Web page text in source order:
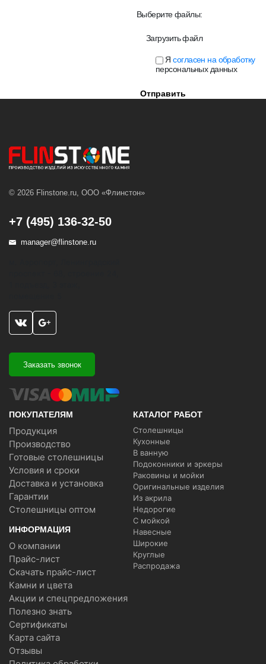
Выберите файлы:
Загрузить файл
Ясогласен на обработку
персональных данных
Отправить
© 2026 Flinstone.ru, ООО «Флинстон»
+7 (495) 136-32-50
manager@flinstone.ru
Заказать звонок
ПОКУПАТЕЛЯМ
Продукция
Производство
Готовые столешницы
Условия и сроки
Доставка и установка
Гарантии
Столешницы оптом
ИНФОРМАЦИЯ
О компании
Прайс-лист
Скачать прайс-лист
Камни и цвета
Акции и спецпредложения
Полезно знать
Сертификаты
Карта сайта
Отзывы
КАТАЛОГ РАБОТ
Столешницы
Кухонные
В ванную
Подоконники и эркеры
Раковины и мойки
Оригинальные изделия
Из акрила
Недорогие
С мойкой
Навесные
Широкие
Круглые
Распродажа